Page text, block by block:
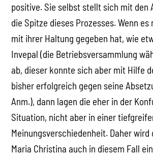
positive. Sie selbst stellt sich mit den
die Spitze dieses Prozesses. Wenn es
mit ihrer Haltung gegeben hat, wie
Invepal (die Betriebsversammlung
ab, dieser konnte sich aber mit Hilfe
bisher erfolgreich gegen seine
Anm.), dann lagen die eher in der
Situation, nicht aber in einer
Meinungsverschiedenheit. Daher wird
Maria Christina auch in diesem Fall